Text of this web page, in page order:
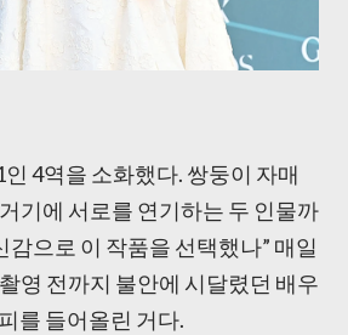
4역을 소화했다. 쌍둥이 자매
기에 서로를 연기하는 두 인물까
감으로 이 작품을 선택했나” 매일
영 전까지 불안에 시달렸던 배우
를 들어올린 거다.